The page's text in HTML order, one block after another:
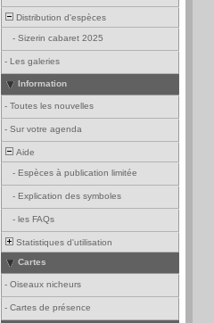
Distribution d'espèces
- Sizerin cabaret 2025
- Les galeries
Information
- Toutes les nouvelles
- Sur votre agenda
Aide
- Espèces à publication limitée
- Explication des symboles
- les FAQs
Statistiques d'utilisation
Cartes
- Oiseaux nicheurs
- Cartes de présence